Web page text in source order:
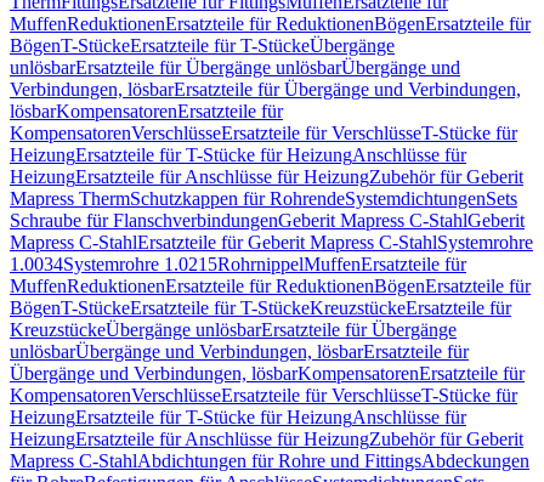
MuffenReduktionenErsatzteile für ReduktionenBögenErsatzteile für
BögenT-StückeErsatzteile für T-StückeÜbergänge
unlösbarErsatzteile für Übergänge unlösbarÜbergänge und
Verbindungen, lösbarErsatzteile für Übergänge und Verbindungen,
lösbarKompensatorenErsatzteile für
KompensatorenVerschlüsseErsatzteile für VerschlüsseT-Stücke für
HeizungErsatzteile für T-Stücke für HeizungAnschlüsse für
HeizungErsatzteile für Anschlüsse für HeizungZubehör für Geberit
Mapress ThermSchutzkappen für RohrendeSystemdichtungenSets
Schraube für FlanschverbindungenGeberit Mapress C-StahlGeberit
Mapress C-StahlErsatzteile für Geberit Mapress C-StahlSystemrohre
1.0034Systemrohre 1.0215RohrnippelMuffenErsatzteile für
MuffenReduktionenErsatzteile für ReduktionenBögenErsatzteile für
BögenT-StückeErsatzteile für T-StückeKreuzstückeErsatzteile für
KreuzstückeÜbergänge unlösbarErsatzteile für Übergänge
unlösbarÜbergänge und Verbindungen, lösbarErsatzteile für
Übergänge und Verbindungen, lösbarKompensatorenErsatzteile für
KompensatorenVerschlüsseErsatzteile für VerschlüsseT-Stücke für
HeizungErsatzteile für T-Stücke für HeizungAnschlüsse für
HeizungErsatzteile für Anschlüsse für HeizungZubehör für Geberit
Mapress C-StahlAbdichtungen für Rohre und FittingsAbdeckungen